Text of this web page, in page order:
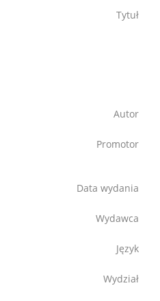
Tytuł
Autor
Promotor
Data wydania
Wydawca
Język
Wydział